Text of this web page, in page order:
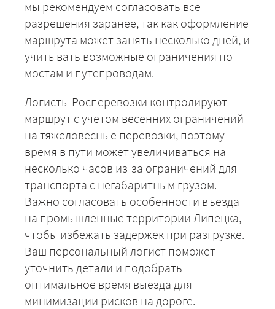
мы рекомендуем согласовать все
разрешения заранее, так как оформление
маршрута может занять несколько дней, и
учитывать возможные ограничения по
мостам и путепроводам.
Логисты Росперевозки контролируют
маршрут с учётом весенних ограничений
на тяжеловесные перевозки, поэтому
время в пути может увеличиваться на
несколько часов из-за ограничений для
транспорта с негабаритным грузом.
Важно согласовать особенности въезда
на промышленные территории Липецка,
чтобы избежать задержек при разгрузке.
Ваш персональный логист поможет
уточнить детали и подобрать
оптимальное время выезда для
минимизации рисков на дороге.
ЗАКАЗАТЬ